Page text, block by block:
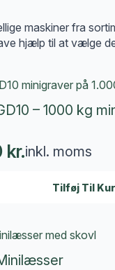
maskiner fra
hjælp til at vælge
– 1000 kg
kr.inkl. moms
Tilføj Til